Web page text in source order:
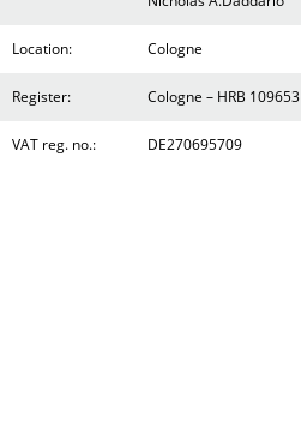
Location: Cologne
Register: Cologne – HRB 109653
VAT reg. no.: DE270695709